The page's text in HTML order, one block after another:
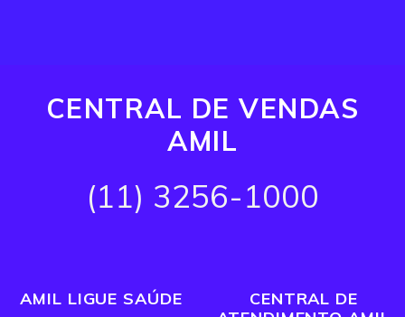
CENTRAL DE VENDAS
AMIL
(11) 3256-1000
AMIL LIGUE SAÚDE
CENTRAL DE